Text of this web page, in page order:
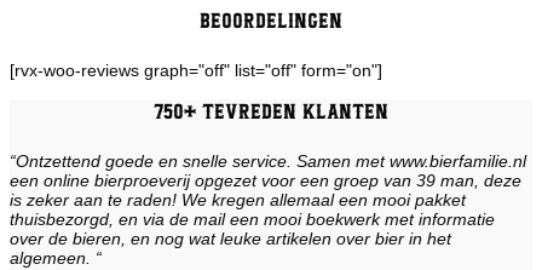
Beoordelingen
[rvx-woo-reviews graph="off" list="off" form="on"]
750+ tevreden klanten
“Ontzettend goede en snelle service. Samen met www.bierfamilie.nl
een online bierproeverij opgezet voor een groep van 39 man, deze
is zeker aan te raden! We kregen allemaal een mooi pakket
thuisbezorgd, en via de mail een mooi boekwerk met informatie
over de bieren, en nog wat leuke artikelen over bier in het
algemeen. “